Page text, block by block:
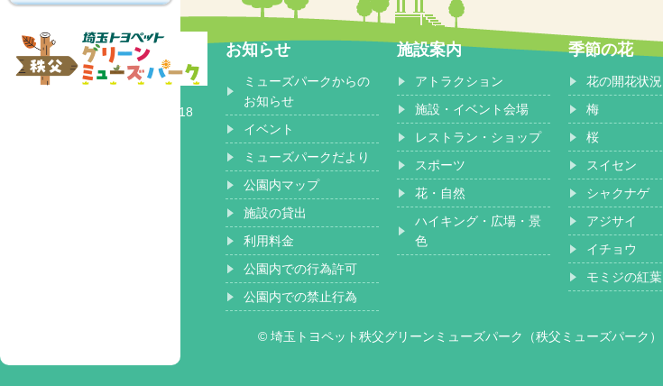
埼玉県秩父郡 小鹿野町長留2518
お知らせ
ミューズパークからの
お知らせ
イベント
ミューズパークだより
公園内マップ
施設の貸出
利用料金
公園内での行為許可
公園内での禁止行為
施設案内
アトラクション
施設・イベント会場
レストラン・ショップ
スポーツ
花・自然
ハイキング・広場・景
色
季節の花
花の開花状況
梅
桜
スイセン
シャクナゲ
アジサイ
イチョウ
モミジの紅葉
© 埼玉トヨペット秩父グリーンミューズパーク（秩父ミューズパーク）